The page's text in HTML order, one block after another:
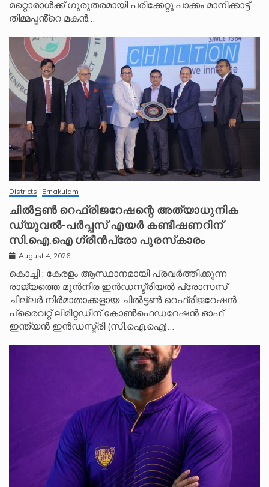
മറ്റൊരാൾക്ക് ഗുരുതരമായി പരിക്കേറ്റു.പാക്കം മാനിക്കാട്ട്
തിമ്മപ്പൻ്റെ മകൻ…
Districts Ernakulam
ചിൽട്ടൺ റെഫ്രിജറേഷന്റെ അത്യാധുനിക
ഡ്യുവൽ-പർപ്പസ് എയർ കണ്ടീഷണറിന്
സി.ഐ.ഐ ഗ്രീൻപ്രോ പുരസ്‌കാരം
August 4, 2026
കൊച്ചി : കേരളം ആസ്ഥാനമായി പ്രവർത്തിക്കുന്ന
രാജ്യത്തെ മുൻനിര ഇൻഡസ്ട്രിയൽ പ്രോസസ്
ചില്ലർ നിർമാതാക്കളായ ചിൽട്ടൺ റെഫ്രിജറേഷൻ
പ്രൈവറ്റ് ലിമിറ്റഡിന് കോൺഫെഡറേഷൻ ഓഫ്
ഇന്ത്യൻ ഇൻഡസ്ട്രി (സി.ഐ.ഐ)…